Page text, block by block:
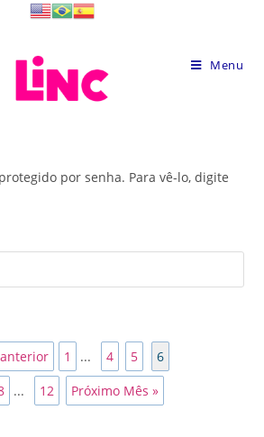
Menu
por senha. Para vê-lo, digite
1 ... 4 5
6
... 12 Próximo Mês »